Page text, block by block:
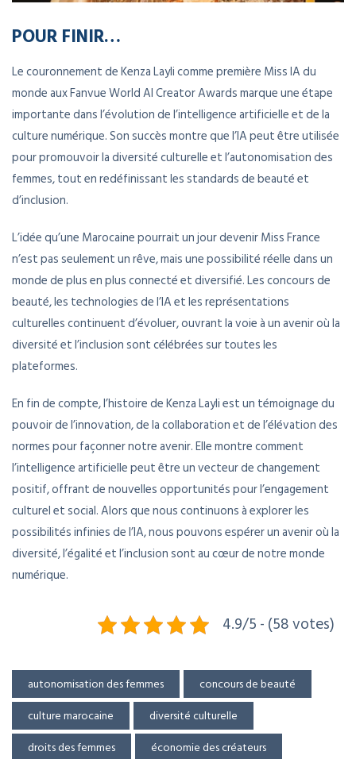
POUR FINIR…
Le couronnement de Kenza Layli comme première Miss IA du
monde aux Fanvue World AI Creator Awards marque une étape
importante dans l’évolution de l’intelligence artificielle et de la
culture numérique. Son succès montre que l’IA peut être utilisée
pour promouvoir la diversité culturelle et l’autonomisation des
femmes, tout en redéfinissant les standards de beauté et
d’inclusion.
L’idée qu’une Marocaine pourrait un jour devenir Miss France
n’est pas seulement un rêve, mais une possibilité réelle dans un
monde de plus en plus connecté et diversifié. Les concours de
beauté, les technologies de l’IA et les représentations
culturelles continuent d’évoluer, ouvrant la voie à un avenir où la
diversité et l’inclusion sont célébrées sur toutes les
plateformes.
En fin de compte, l’histoire de Kenza Layli est un témoignage du
pouvoir de l’innovation, de la collaboration et de l’élévation des
normes pour façonner notre avenir. Elle montre comment
l’intelligence artificielle peut être un vecteur de changement
positif, offrant de nouvelles opportunités pour l’engagement
culturel et social. Alors que nous continuons à explorer les
possibilités infinies de l’IA, nous pouvons espérer un avenir où la
diversité, l’égalité et l’inclusion sont au cœur de notre monde
numérique.
4.9/5 - (58 votes)
autonomisation des femmes
concours de beauté
culture marocaine
diversité culturelle
droits des femmes
économie des créateurs